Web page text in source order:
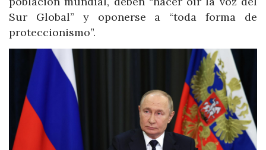
Sur Global” y oponerse a “toda forma de
proteccionismo”.